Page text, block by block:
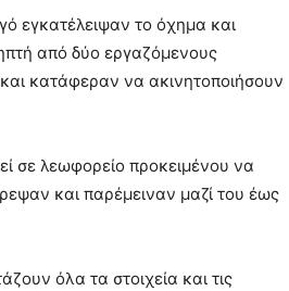
εγκατέλειψαν το όχημα και
από δύο εργαζόμενους
κατάφεραν να ακινητοποιήσουν
σε λεωφορείο προκειμένου να
και παρέμειναν μαζί του έως
όλα τα στοιχεία και τις